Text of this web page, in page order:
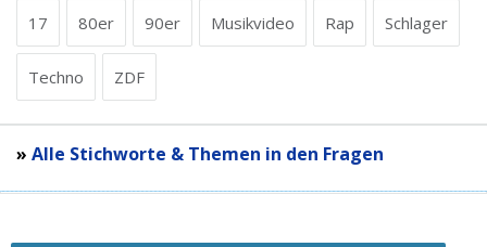
17 80er 90er Musikvideo Rap Schlager
Techno ZDF
» Alle Stichworte & Themen in den Fragen